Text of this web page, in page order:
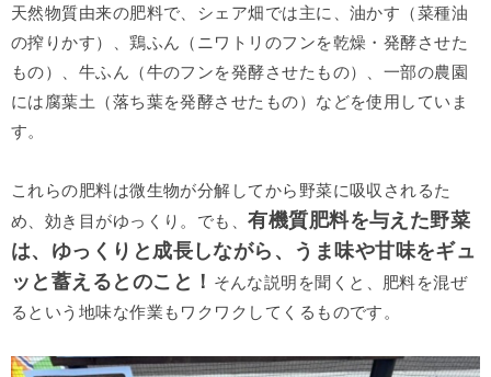
天然物質由来の肥料で、シェア畑では主に、油かす（菜種油
の搾りかす）、鶏ふん（ニワトリのフンを乾燥・発酵させた
もの）、牛ふん（牛のフンを発酵させたもの）、一部の農園
には腐葉土（落ち葉を発酵させたもの）などを使用していま
す。
これらの肥料は微生物が分解してから野菜に吸収されるた
め、効き目がゆっくり。でも、有機質肥料を与えた野菜
は、ゆっくりと成長しながら、うま味や甘味をギュ
ッと蓄えるとのこと！ そんな説明を聞くと、肥料を混ぜ
るという地味な作業もワクワクしてくるものです。